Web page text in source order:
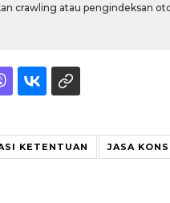
crawling atau pengindeksan
KETENTUAN JASA